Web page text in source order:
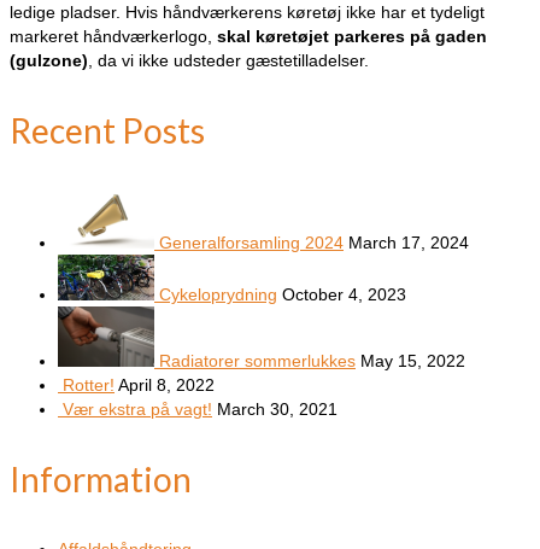
ledige pladser. Hvis håndværkerens køretøj ikke har et tydeligt
markeret håndværkerlogo, skal køretøjet parkeres på gaden
(gulzone) , da vi ikke udsteder gæstetilladelser.
Recent Posts
Generalforsamling 2024 March 17, 2024
Cykeloprydning October 4, 2023
Radiatorer sommerlukkes May 15, 2022
Rotter! April 8, 2022
Vær ekstra på vagt! March 30, 2021
Information